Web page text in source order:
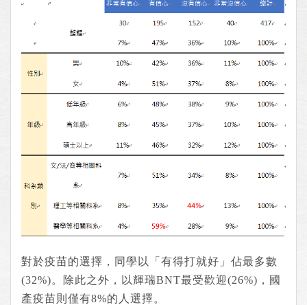
對於疫苗的選擇，同學以「有得打就好」佔最多數
(32%)。除此之外，以輝瑞BNT最受歡迎(26%)，國
產疫苗則僅有8%的人選擇。